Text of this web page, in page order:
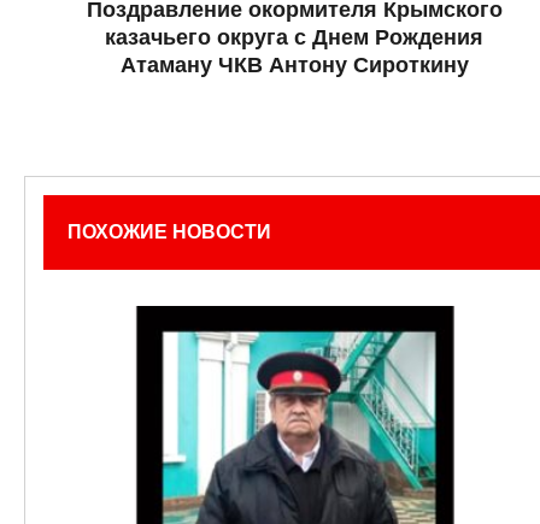
Поздравление окормителя Крымского
казачьего округа с Днем Рождения
Атаману ЧКВ Антону Сироткину
ПОХОЖИЕ НОВОСТИ